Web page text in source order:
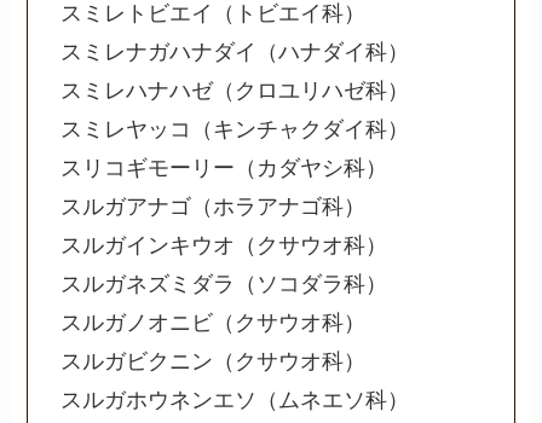
スミレトビエイ（トビエイ科）
スミレナガハナダイ（ハナダイ科）
スミレハナハゼ（クロユリハゼ科）
スミレヤッコ（キンチャクダイ科）
スリコギモーリー（カダヤシ科）
スルガアナゴ（ホラアナゴ科）
スルガインキウオ（クサウオ科）
スルガネズミダラ（ソコダラ科）
スルガノオニビ（クサウオ科）
スルガビクニン（クサウオ科）
スルガホウネンエソ（ムネエソ科）